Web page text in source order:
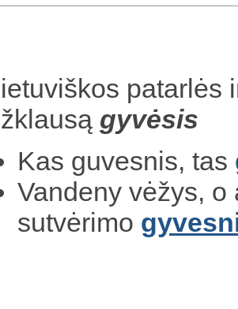
patarlės
gyvėsis
Kas guvesnis, tas
Vandeny vėžys, o
sutvėrimo